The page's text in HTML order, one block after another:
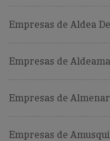
Empresas de Aldea
Empresas de
Empresas de
Empresas de